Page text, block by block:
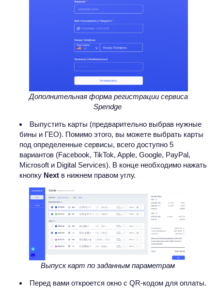
Дополнительная форма регистрации сервиса
Spendge
Выпустить карты (предварительно выбрав нужные
бины и ГЕО). Помимо этого, вы можете выбрать карты
под определенные сервисы, всего доступно 5
вариантов (Facebook, TikTok, Apple, Google, PayPal,
Microsoft и Digital Services). В конце необходимо нажать
кнопку Next в нижнем правом углу.
Выпуск карт по заданным параметрам
Перед вами откроется окно с QR-кодом для оплаты.